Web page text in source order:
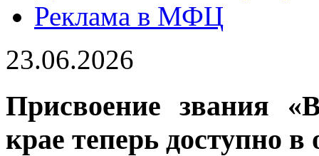
Реклама в МФЦ
23.06.2026
Присвоение звания
крае теперь доступно